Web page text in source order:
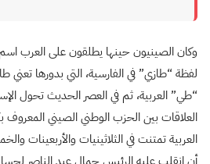
وكان الصينيون حينها يطلقون على العرب
لفظة “طازي” في الفارسية، التي بدورها تعني
“طي” العربية، ثم في العصر الحديث تحول
العلاقات بين الحزب الوطني الصيني المعروف
العربية تمتنت في الثلاثينيات والأربعينات
أن انقلب عليه الرئيس جمال عبد الناصر